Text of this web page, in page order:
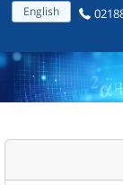
English